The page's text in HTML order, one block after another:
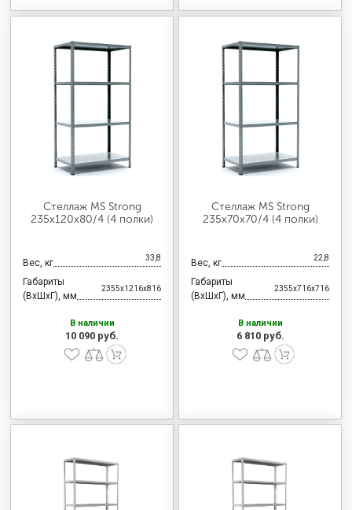
Стеллаж MS Strong
235х120х80/4 (4 полки)
Вес, кг 33,8
Габариты
(ВхШхГ), мм
2355x1216x816
В наличии
10 090 руб.
Стеллаж MS Strong
235х70х70/4 (4 полки)
Вес, кг 22,8
Габариты
(ВхШхГ), мм
2355x716x716
В наличии
6 810 руб.